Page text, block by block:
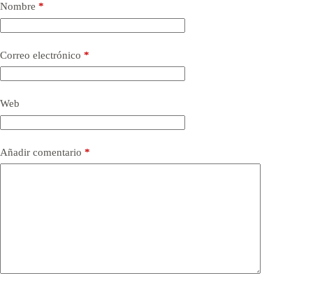
Nombre *
Correo electrónico *
Web
Añadir comentario *